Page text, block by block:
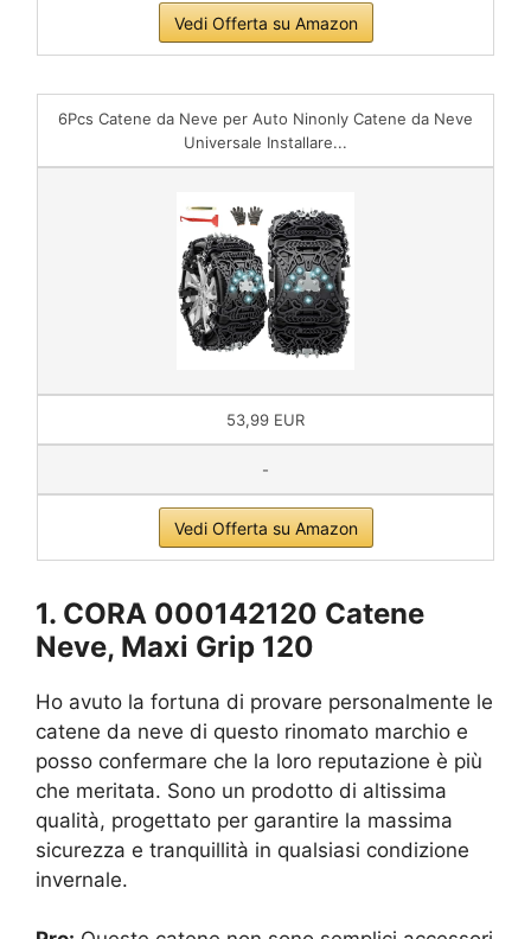
Vedi Offerta su Amazon
6Pcs Catene da Neve per Auto Ninonly Catene da Neve
Universale Installare...
53,99 EUR
-
Vedi Offerta su Amazon
1. CORA 000142120 Catene
Neve, Maxi Grip 120
Ho avuto la fortuna di provare personalmente le
catene da neve di questo rinomato marchio e
posso confermare che la loro reputazione è più
che meritata. Sono un prodotto di altissima
qualità, progettato per garantire la massima
sicurezza e tranquillità in qualsiasi condizione
invernale.